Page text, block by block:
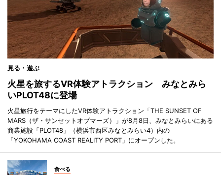
見る・遊ぶ
火星を旅するVR体験アトラクション みなとみら
いPLOT48に登場
火星旅行をテーマにしたVR体験アトラクション「THE SUNSET OF
MARS（ザ・サンセットオブマーズ）」が8月8日、みなとみらいにある
商業施設「PLOT48」（横浜市西区みなとみらい4）内の
「YOKOHAMA COAST REALITY PORT」にオープンした。
食べる